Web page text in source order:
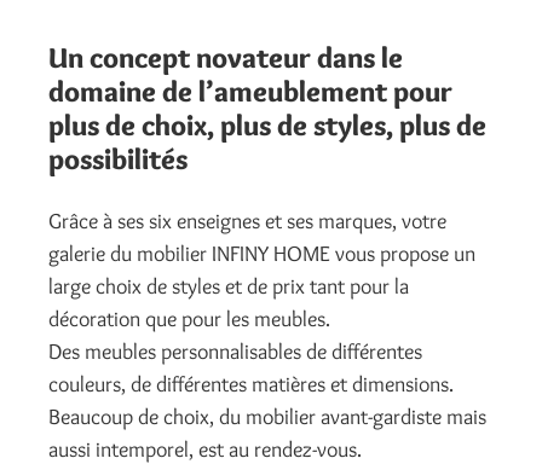
Un concept novateur dans le
domaine de l’ameublement pour
plus de choix, plus de styles, plus de
possibilités
Grâce à ses six enseignes et ses marques, votre
galerie du mobilier INFINY HOME vous propose un
large choix de styles et de prix tant pour la
décoration que pour les meubles.
Des meubles personnalisables de différentes
couleurs, de différentes matières et dimensions.
Beaucoup de choix, du mobilier avant-gardiste mais
aussi intemporel, est au rendez-vous.